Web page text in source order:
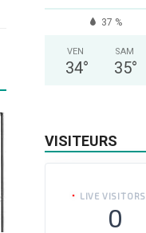
37 %
VEN
34°
SAM
35°
VISITEURS
LIVE VISITORS
0